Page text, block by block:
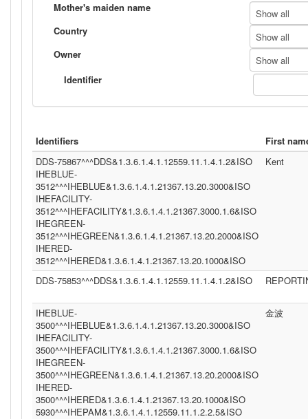
Mother's maiden name
Show all
Country
Show all
Owner
Show all
Identifier
Identifiers
First
DDS-75867^^^DDS&1.3.6.1.4.1.12559.11.1.4.1.2&ISO
IHEBLUE-
3512^^^IHEBLUE&1.3.6.1.4.1.21367.13.20.3000&ISO
IHEFACILITY-
3512^^^IHEFACILITY&1.3.6.1.4.1.21367.3000.1.6&ISO
IHEGREEN-
3512^^^IHEGREEN&1.3.6.1.4.1.21367.13.20.2000&ISO
IHERED-
3512^^^IHERED&1.3.6.1.4.1.21367.13.20.1000&ISO
Kent
DDS-75853^^^DDS&1.3.6.1.4.1.12559.11.1.4.1.2&ISO
IHEBLUE-
3500^^^IHEBLUE&1.3.6.1.4.1.21367.13.20.3000&ISO
IHEFACILITY-
3500^^^IHEFACILITY&1.3.6.1.4.1.21367.3000.1.6&ISO
IHEGREEN-
3500^^^IHEGREEN&1.3.6.1.4.1.21367.13.20.2000&ISO
IHERED-
3500^^^IHERED&1.3.6.1.4.1.21367.13.20.1000&ISO
5930^^^IHEPAM&1.3.6.1.4.1.12559.11.1.2.2.5&ISO
金波